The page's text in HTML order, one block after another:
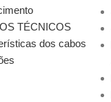
TÉCNICOS
dos cabos